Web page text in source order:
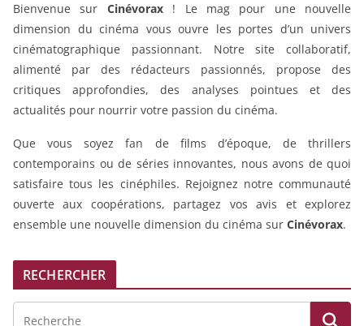
Bienvenue sur Cinévorax! Le mag pour une nouvelle
dimension du cinéma vous ouvre les portes d’un univers
cinématographique passionnant. Notre site collaboratif,
alimenté par des rédacteurs passionnés, propose des
critiques approfondies, des analyses pointues et des
actualités pour nourrir votre passion du cinéma.
Que vous soyez fan de films d’époque, de thrillers
contemporains ou de séries innovantes, nous avons de quoi
satisfaire tous les cinéphiles. Rejoignez notre communauté
ouverte aux coopérations, partagez vos avis et explorez
ensemble une nouvelle dimension du cinéma sur Cinévorax.
RECHERCHER